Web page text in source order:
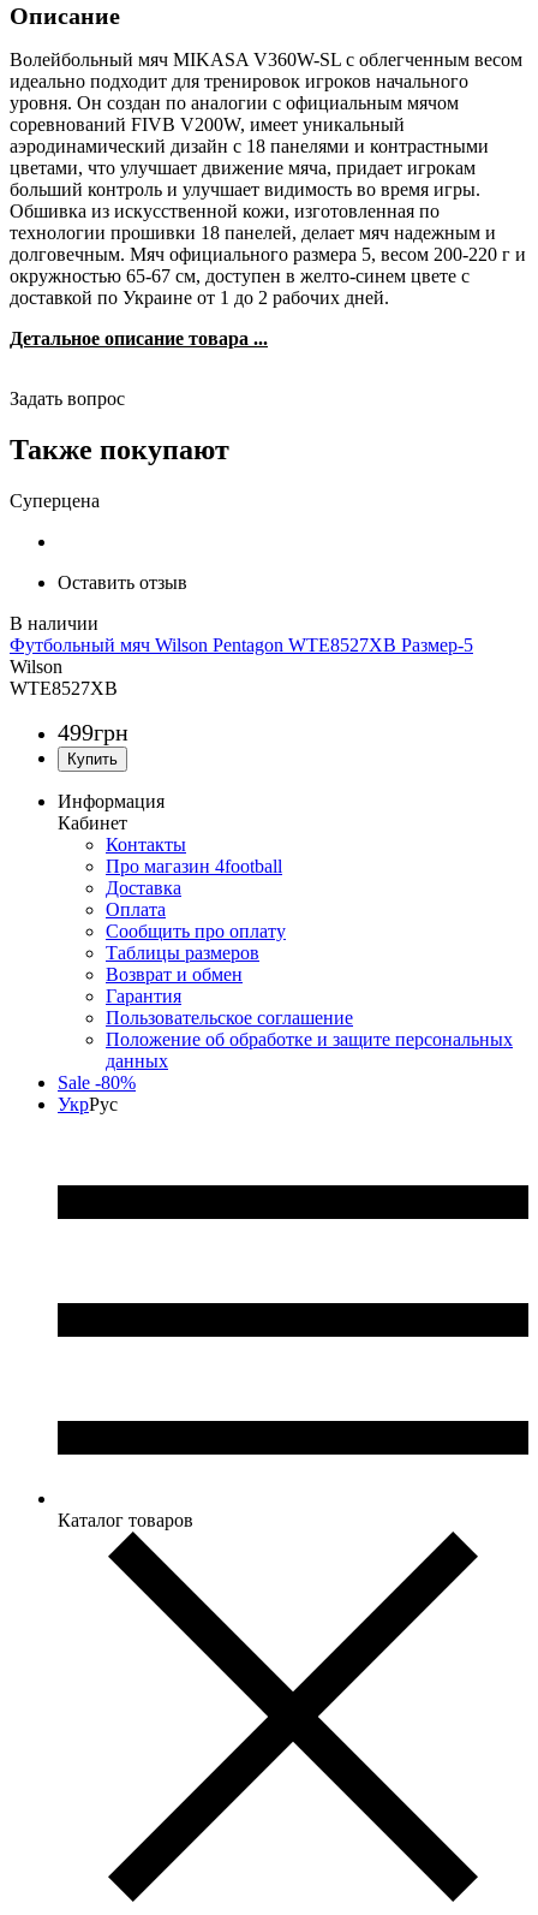
Описание
Волейбольный мяч MIKASA V360W-SL с облегченным весом
идеально подходит для тренировок игроков начального
уровня. Он создан по аналогии с официальным мячом
соревнований FIVB V200W, имеет уникальный
аэродинамический дизайн с 18 панелями и контрастными
цветами, что улучшает движение мяча, придает игрокам
больший контроль и улучшает видимость во время игры.
Обшивка из искусственной кожи, изготовленная по
технологии прошивки 18 панелей, делает мяч надежным и
долговечным. Мяч официального размера 5, весом 200-220 г и
окружностью 65-67 см, доступен в желто-синем цвете с
доставкой по Украине от 1 до 2 рабочих дней.
Детальное описание товара ...
Задать вопрос
Также покупают
Суперцена
Оставить отзыв
Футбольный мяч Wilson Pentagon WTE8527XB Размер-5
Wilson
WTE8527XB
499грн
Информация
Кабинет
Контакты
Про магазин 4football
Доставка
Оплата
Сообщить про оплату
Таблицы размеров
Возврат и обмен
Гарантия
Пользовательское соглашение
Положение об обработке и защите персональных
данных
Sale -80%
УкрРус
Каталог товаров